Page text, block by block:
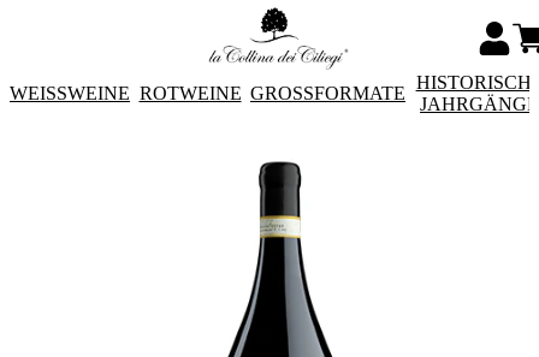
WEISSWEINE ROTWEINE GROSSFORMATE
JAHRGÄNGE